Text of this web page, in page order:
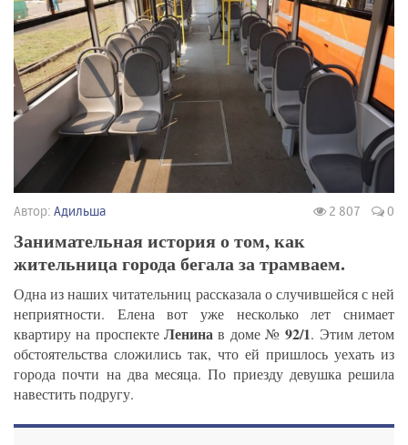
Автор: Адильша 2 807 0
Занимательная история о том, как
жительница города бегала за трамваем.
Одна из наших читательниц рассказала о случившейся с ней
неприятности. Елена вот уже несколько лет снимает
квартиру на проспекте Ленинав доме №92/1. Этим летом
обстоятельства сложились так, что ей пришлось уехать из
города почти на два месяца. По приезду девушка решила
навестить подругу.